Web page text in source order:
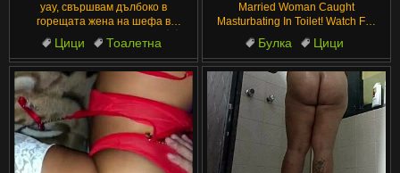
уау, свършвам дълбоко в
горещата жена на шефа в
тоалетната на фирмата 💦😈
Цици
Тоалетна
Свършване вътре
Рокля
Тоалетна
Married Woman Caught
Masturbating In Toilet! Watch Full
Video At Given Link!
Булка
Цици
Големи цици
Женени
Тоалетна